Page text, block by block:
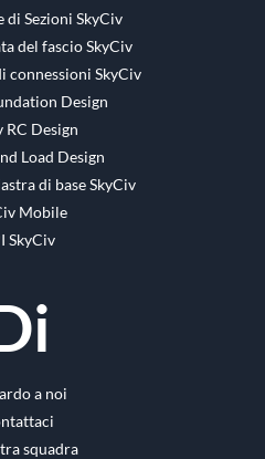
di Sezioni SkyCiv
del fascio SkyCiv
connessioni SkyCiv
Design
RC Design
Load Design
di base SkyCiv
Mobile
SkyCiv
a noi
squadra